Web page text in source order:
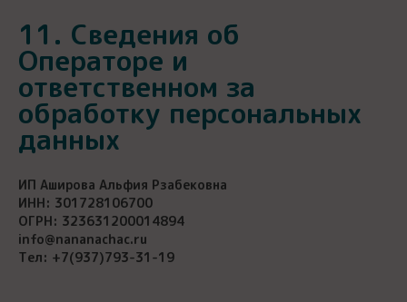
11. Сведения об
Операторе и
ответственном за
обработку персональных
данных
ИП Аширова Альфия Рзабековна
ИНН: 301728106700
ОГРН: 323631200014894
info@nananachac.ru
Тел: +7(937)793-31-19